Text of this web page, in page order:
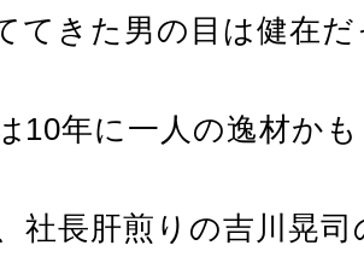
てきた男の目は健在だ
10年に一人の逸材か
社長肝煎りの吉川晃